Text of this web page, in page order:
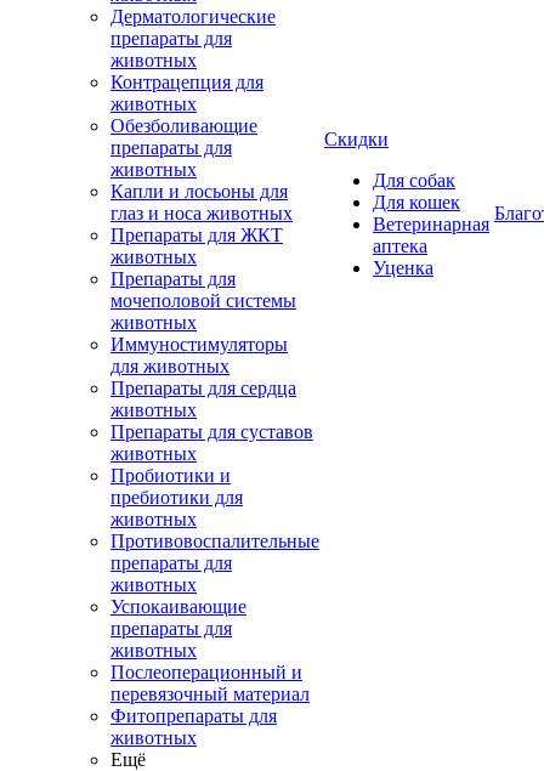
Дерматологические
препараты для
животных
Контрацепция для
животных
Обезболивающие
препараты для
животных
Капли и лосьоны для
глаз и носа животных
Препараты для ЖКТ
животных
Препараты для
мочеполовой системы
животных
Иммуностимуляторы
для животных
Препараты для сердца
животных
Препараты для суставов
животных
Пробиотики и
пребиотики для
животных
Противовоспалительные
препараты для
животных
Успокаивающие
препараты для
животных
Послеоперационный и
перевязочный материал
Фитопрепараты для
животных
Ещё
Скидки
Для собак
Для кошек
Ветеринарная
аптека
Уценка